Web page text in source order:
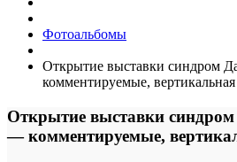
Фотоальбомы
Открытие выставки синдром
комментируемые, вертикальная
Открытие выставки синдром
— комментируемые,